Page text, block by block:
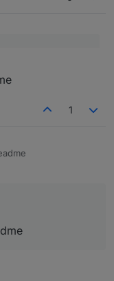
mal schauen was
1